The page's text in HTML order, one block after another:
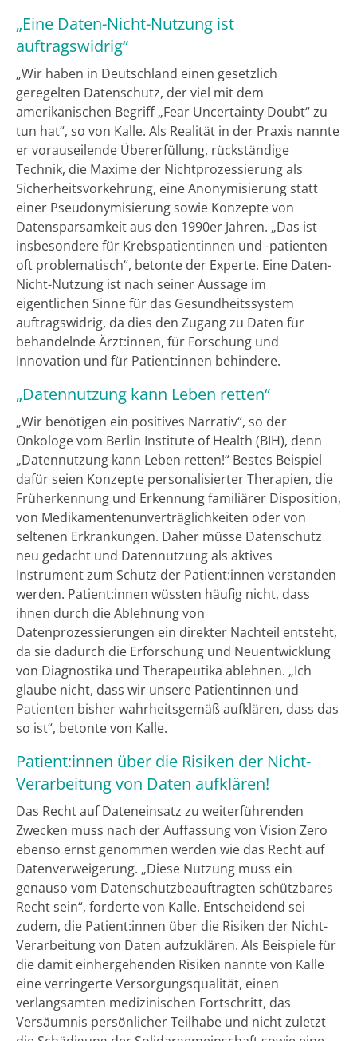
„Eine Daten-Nicht-Nutzung ist
auftragswidrig“
„Wir haben in Deutschland einen gesetzlich
geregelten Datenschutz, der viel mit dem
amerikanischen Begriff „Fear Uncertainty Doubt“ zu
tun hat“, so von Kalle. Als Realität in der Praxis nannte
er vorauseilende Übererfüllung, rückständige
Technik, die Maxime der Nichtprozessierung als
Sicherheitsvorkehrung, eine Anonymisierung statt
einer Pseudonymisierung sowie Konzepte von
Datensparsamkeit aus den 1990er Jahren. „Das ist
insbesondere für Krebspatientinnen und -patienten
oft problematisch“, betonte der Experte. Eine Daten-
Nicht-Nutzung ist nach seiner Aussage im
eigentlichen Sinne für das Gesundheitssystem
auftragswidrig, da dies den Zugang zu Daten für
behandelnde Ärzt:innen, für Forschung und
Innovation und für Patient:innen behindere.
„Datennutzung kann Leben retten“
„Wir benötigen ein positives Narrativ“, so der
Onkologe vom Berlin Institute of Health (BIH), denn
„Datennutzung kann Leben retten!“ Bestes Beispiel
dafür seien Konzepte personalisierter Therapien, die
Früherkennung und Erkennung familiärer Disposition,
von Medikamentenunverträglichkeiten oder von
seltenen Erkrankungen. Daher müsse Datenschutz
neu gedacht und Datennutzung als aktives
Instrument zum Schutz der Patient:innen verstanden
werden. Patient:innen wüssten häufig nicht, dass
ihnen durch die Ablehnung von
Datenprozessierungen ein direkter Nachteil entsteht,
da sie dadurch die Erforschung und Neuentwicklung
von Diagnostika und Therapeutika ablehnen. „Ich
glaube nicht, dass wir unsere Patientinnen und
Patienten bisher wahrheitsgemäß aufklären, dass das
so ist“, betonte von Kalle.
Patient:innen über die Risiken der Nicht-
Verarbeitung von Daten aufklären!
Das Recht auf Dateneinsatz zu weiterführenden
Zwecken muss nach der Auffassung von Vision Zero
ebenso ernst genommen werden wie das Recht auf
Datenverweigerung. „Diese Nutzung muss ein
genauso vom Datenschutzbeauftragten schützbares
Recht sein“, forderte von Kalle. Entscheidend sei
zudem, die Patient:innen über die Risiken der Nicht-
Verarbeitung von Daten aufzuklären. Als Beispiele für
die damit einhergehenden Risiken nannte von Kalle
eine verringerte Versorgungsqualität, einen
verlangsamten medizinischen Fortschritt, das
Versäumnis persönlicher Teilhabe und nicht zuletzt